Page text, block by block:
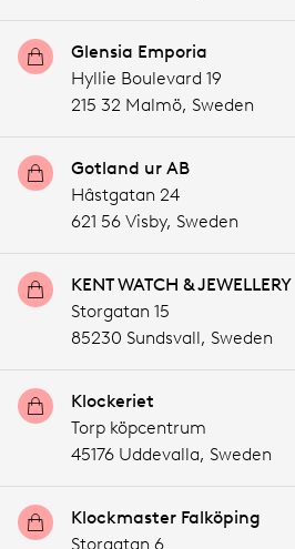
Glensia Emporia
Hyllie Boulevard 19
215 32 Malmö, Sweden
Gotland ur AB
Hâstgatan 24
621 56 Visby, Sweden
KENT WATCH & JEWELLERY
Storgatan 15
85230 Sundsvall, Sweden
Klockeriet
Torp köpcentrum
45176 Uddevalla, Sweden
Klockmaster Falköping
Storgatan 6